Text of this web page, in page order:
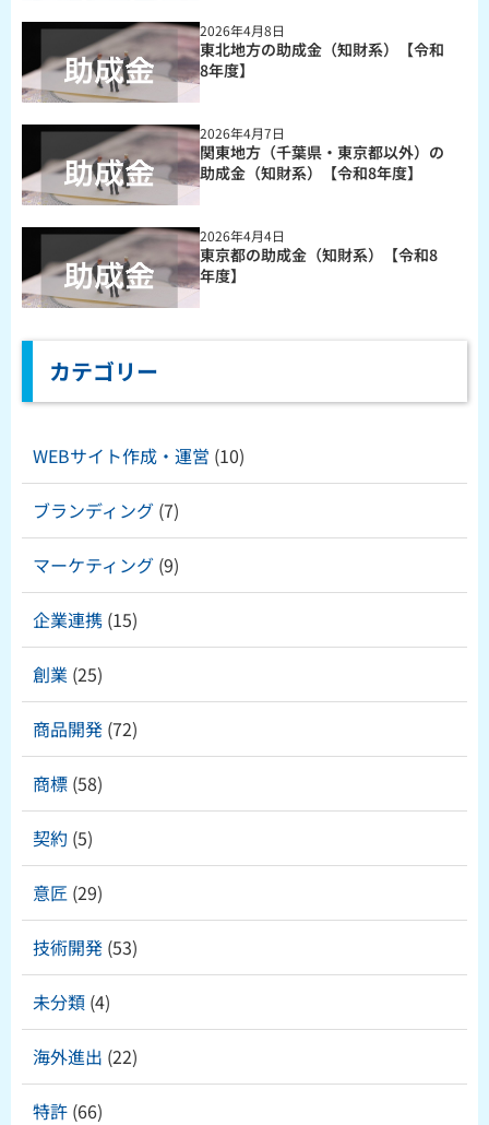
2026年4月8日
東北地方の助成金（知財系）【令和
8年度】
2026年4月7日
関東地方（千葉県・東京都以外）の
助成金（知財系）【令和8年度】
2026年4月4日
東京都の助成金（知財系）【令和8
年度】
カテゴリー
WEBサイト作成・運営 (10)
ブランディング (7)
マーケティング (9)
企業連携 (15)
創業 (25)
商品開発 (72)
商標 (58)
契約 (5)
意匠 (29)
技術開発 (53)
未分類 (4)
海外進出 (22)
特許 (66)